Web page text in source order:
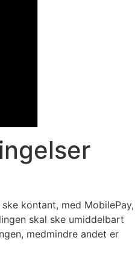
kontant, med MobilePay,
skal ske umiddelbart
medmindre andet er